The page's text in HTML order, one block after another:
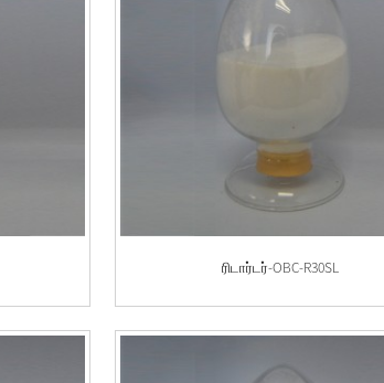
ரிடார்டர்-OBC-R30SL